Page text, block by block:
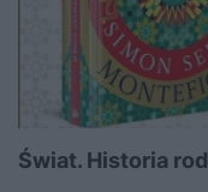
Świat. Historia